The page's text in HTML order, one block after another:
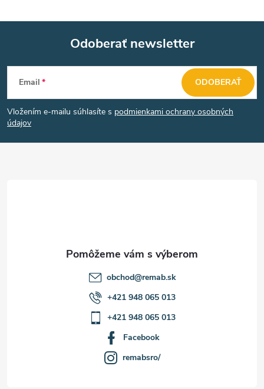
Z
á
p
Odoberať newsletter
Email
Vložením e-mailu súhlasíte s podmienkami ochrany osobných
údajov
ODOBERAŤ
obchod@remab.sk
+421 948 065 013
+421 948 065 013
Facebook
remabsro/